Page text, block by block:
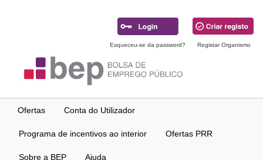
Esqueceu-se da password? Registar Organismo
Ofertas Conta do Utilizador
Programa de incentivos ao interior Ofertas PRR
Sobre a BEP Ajuda